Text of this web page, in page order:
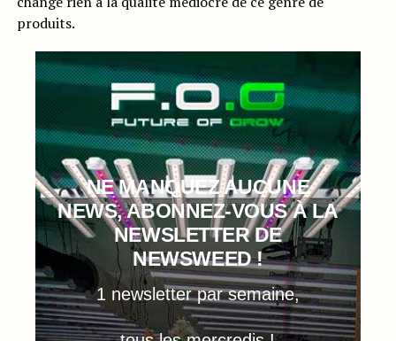
produits.
NE MANQUEZ AUCUNE
NEWS, ABONNEZ-VOUS À LA
NEWSLETTER DE
NEWSWEED !
1 newsletter par semaine,